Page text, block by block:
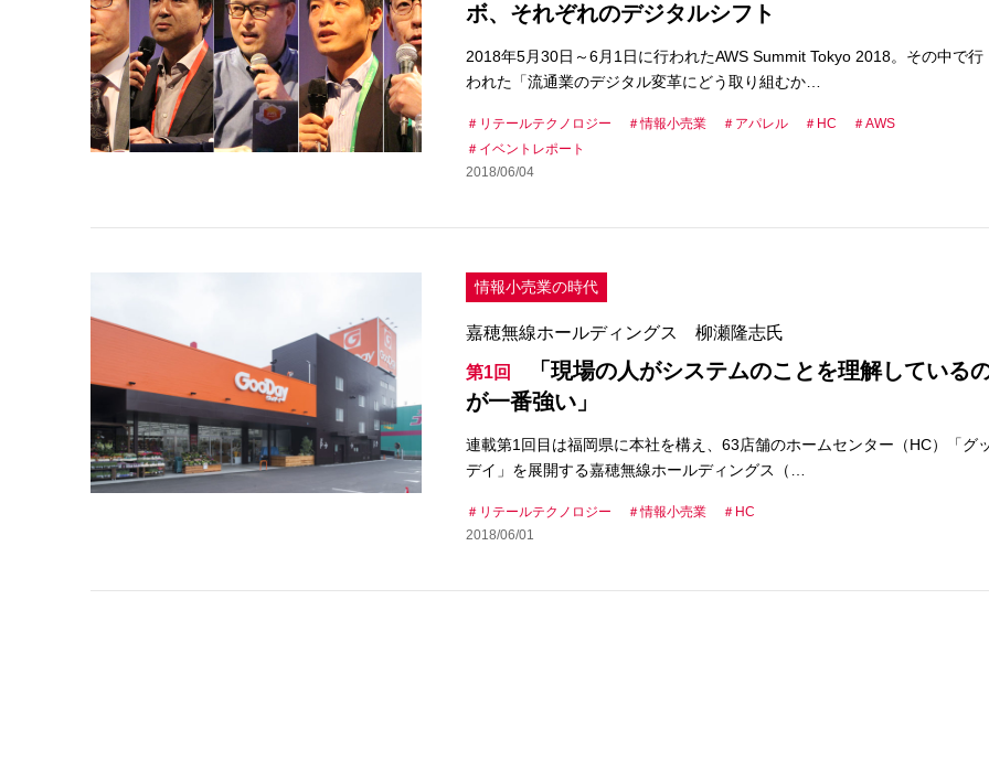
ボ、それぞれのデジタルシフト
2018年5月30日～6月1日に行われたAWS Summit Tokyo 2018。その中で行
われた「流通業のデジタル変革にどう取り組むか…
リテールテクノロジー 情報小売業 アパレル HC
AWS
イベントレポート
2018/06/04
情報小売業の時代
嘉穂無線ホールディングス 柳瀬隆志氏
第1回
「現場の人がシステムのことを理解している
が一番強い」
連載第1回目は福岡県に本社を構え、63店舗のホームセンター（HC）「グ
デイ」を展開する嘉穂無線ホールディングス（…
リテールテクノロジー 情報小売業
HC
2018/06/01